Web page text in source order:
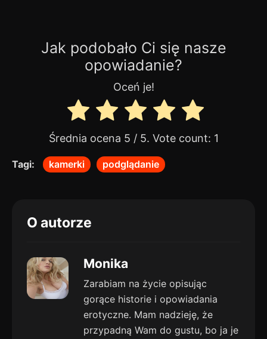
Jak podobało Ci się nasze
opowiadanie?
Oceń je!
Średnia ocena 5 / 5. Vote count: 1
Tagi: kamerki podglądanie
O autorze
Monika
Zarabiam na życie opisując
gorące historie i opowiadania
erotyczne. Mam nadzieję, że
przypadną Wam do gustu, bo ja je